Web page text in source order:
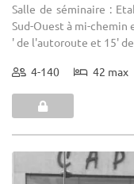
Salle de séminaire :
Sud-Ouest à mi-chemin
' de l'autoroute et 15'
4-140 42 max